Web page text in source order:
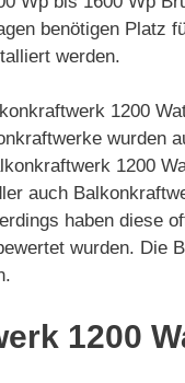
benötigen Platz
werden.
1200
wurden
1200
auch
haben diese
wurden. Die
1200